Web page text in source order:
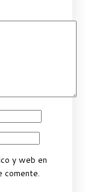
y web en
comente.